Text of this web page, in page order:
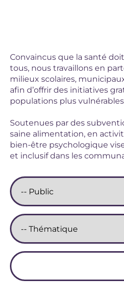
Convaincus que la santé
tous, nous travaillons en
milieux scolaires,
afin d’offrir des initiatives
populations plus
Soutenues par des
saine alimentation, en
bien-être psychologique
et inclusif dans les